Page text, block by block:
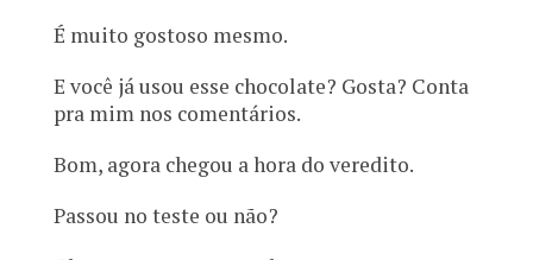
É muito gostoso mesmo.
E você já usou esse chocolate? Gosta? Conta
pra mim nos comentários.
Bom, agora chegou a hora do veredito.
Passou no teste ou não?